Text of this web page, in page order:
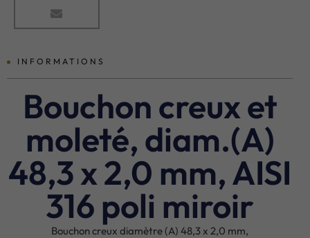
INFORMATIONS
Bouchon creux et
moleté, diam.(A)
48,3 x 2,0 mm, AISI
316 poli miroir
Bouchon creux diamètre (A) 48,3 x 2,0 mm,